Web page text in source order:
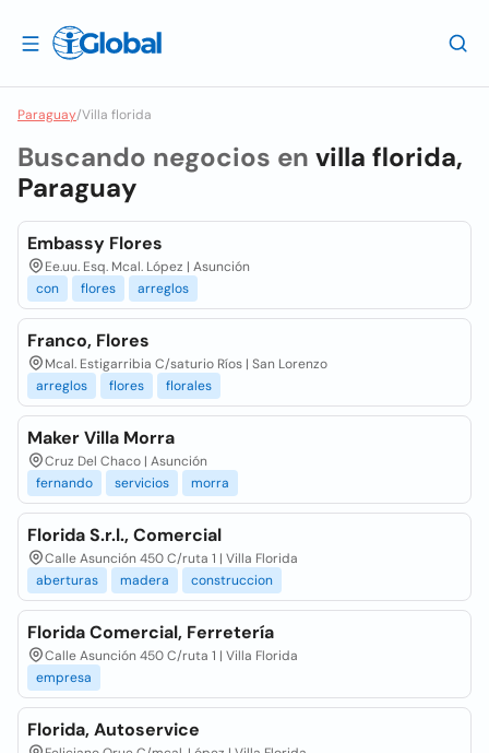
Paraguay/Villa florida
Buscando negocios en villa florida,
Paraguay
Embassy Flores
Ee.uu. Esq. Mcal. López | Asunción
con
flores arreglos
Franco, Flores
Mcal. Estigarribia C/saturio Ríos | San Lorenzo
arreglos
flores florales
Maker Villa Morra
Cruz Del Chaco | Asunción
fernando
servicios morra
Florida S.r.l., Comercial
Calle Asunción 450 C/ruta 1 | Villa Florida
aberturas
madera construccion
Florida Comercial, Ferretería
Calle Asunción 450 C/ruta 1 | Villa Florida
empresa
Florida, Autoservice